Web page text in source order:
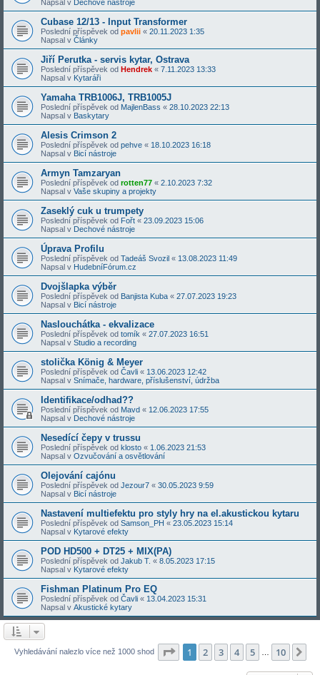
Napsal v Dechové nástroje
Cubase 12/13 - Input Transformer
Poslední příspěvek od pavlii « 20.11.2023 1:35
Napsal v Články
Jiří Perutka - servis kytar, Ostrava
Poslední příspěvek od Hendrek « 7.11.2023 13:33
Napsal v Kytaráři
Yamaha TRB1006J, TRB1005J
Poslední příspěvek od MajlenBass « 28.10.2023 22:13
Napsal v Baskytary
Alesis Crimson 2
Poslední příspěvek od pehve « 18.10.2023 16:18
Napsal v Bicí nástroje
Armyn Tamzaryan
Poslední příspěvek od rotten77 « 2.10.2023 7:32
Napsal v Vaše skupiny a projekty
Zaseklý cuk u trumpety
Poslední příspěvek od Fořt « 23.09.2023 15:06
Napsal v Dechové nástroje
Úprava Profilu
Poslední příspěvek od Tadeáš Svozil « 13.08.2023 11:49
Napsal v HudebníFórum.cz
Dvojšlapka výběr
Poslední příspěvek od Banjista Kuba « 27.07.2023 19:23
Napsal v Bicí nástroje
Naslouchátka - ekvalizace
Poslední příspěvek od tomík « 27.07.2023 16:51
Napsal v Studio a recording
stolička König & Meyer
Poslední příspěvek od Čavli « 13.06.2023 12:42
Napsal v Snímače, hardware, příslušenství, údržba
Identifikace/odhad??
Poslední příspěvek od Mavd « 12.06.2023 17:55
Napsal v Dechové nástroje
Nesedící čepy v trussu
Poslední příspěvek od klosto « 1.06.2023 21:53
Napsal v Ozvučování a osvětlování
Olejování cajónu
Poslední příspěvek od Jezour7 « 30.05.2023 9:59
Napsal v Bicí nástroje
Nastavení multiefektu pro styly hry na el.akustickou kytaru
Poslední příspěvek od Samson_PH « 23.05.2023 15:14
Napsal v Kytarové efekty
POD HD500 + DT25 + MIX(PA)
Poslední příspěvek od Jakub T. « 8.05.2023 17:15
Napsal v Kytarové efekty
Fishman Platinum Pro EQ
Poslední příspěvek od Čavli « 13.04.2023 15:31
Napsal v Akustické kytary
Vyhledávání nalezlo více než 1000 shod Stránka z 10
1 2 3 4 5 10